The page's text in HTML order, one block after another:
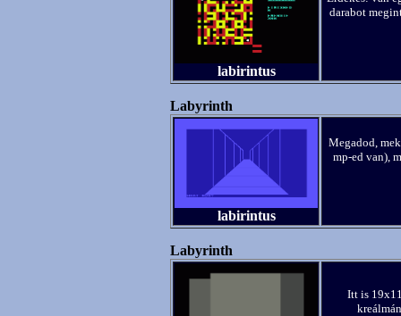
labirintus
darabot
Labyrinth
labirintus
Megadod,
mp-ed van),
Labyrinth
Itt is